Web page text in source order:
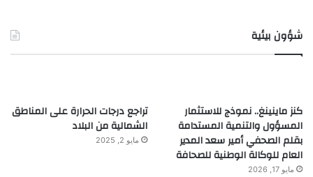
شؤون بيئية
كنز ماينينغ.. نموذج للاستثمار
المسؤول والتنمية المستدامة
بقلم الصحفي أمير سعد المدير
العام للوكالة الوطنية للصحافة
مايو 17, 2026
تراجع درجات الحرارة على المناطق
الشمالية من البلاد
مايو 2, 2025